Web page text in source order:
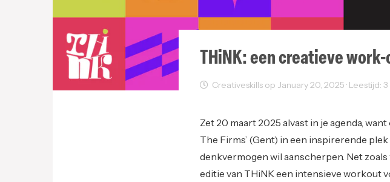
THiNK: een creatieve
Creativeskills op January 20, 2025 · Leestijd:
Zet 20 maart 2025 alvast in je agenda,
The Firms’ (Gent) in een inspirerende
denkvermogen wil aanscherpen. Net
editie van THiNK een intensieve workout